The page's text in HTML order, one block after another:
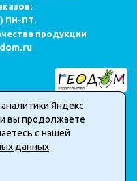
ПН-ПТ.
продукции
в интернет-магазине
данных
сайта защищена
Яндекс
вы продолжаете
с нашей
данных.